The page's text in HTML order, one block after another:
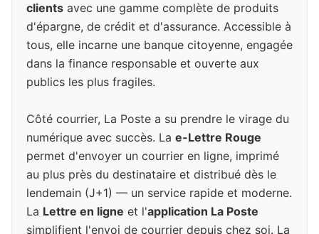
clients avec une gamme complète de produits
d'épargne, de crédit et d'assurance. Accessible à
tous, elle incarne une banque citoyenne, engagée
dans la finance responsable et ouverte aux
publics les plus fragiles.
Côté courrier, La Poste a su prendre le virage du
numérique avec succès. La e-Lettre Rouge
permet d'envoyer un courrier en ligne, imprimé
au plus près du destinataire et distribué dès le
lendemain (J+1) — un service rapide et moderne.
La Lettre en ligne et l'application La Poste
simplifient l'envoi de courrier depuis chez soi. La